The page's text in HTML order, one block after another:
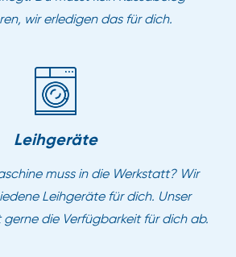
wir erledigen das für dich.
Leihgeräte
muss in die Werkstatt? Wir
Leihgeräte für dich. Unser
die Verfügbarkeit für dich ab.